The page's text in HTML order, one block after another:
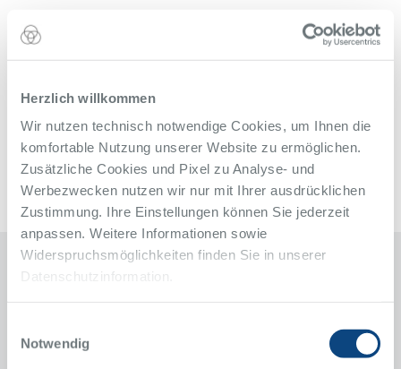
Herzlich willkommen
Wir nutzen technisch notwendige Cookies, um Ihnen die
komfortable Nutzung unserer Website zu ermöglichen.
Zusätzliche Cookies und Pixel zu Analyse- und
Werbezwecken nutzen wir nur mit Ihrer ausdrücklichen
Zustimmung. Ihre Einstellungen können Sie jederzeit
anpassen. Weitere Informationen sowie
Widerspruchsmöglichkeiten finden Sie in unserer
Datenschutzinformation.
Notwendig
Weitere Informationen
<link>Klinik für Gefäßchirurgie und Angiologie
Zurück zur Übersicht